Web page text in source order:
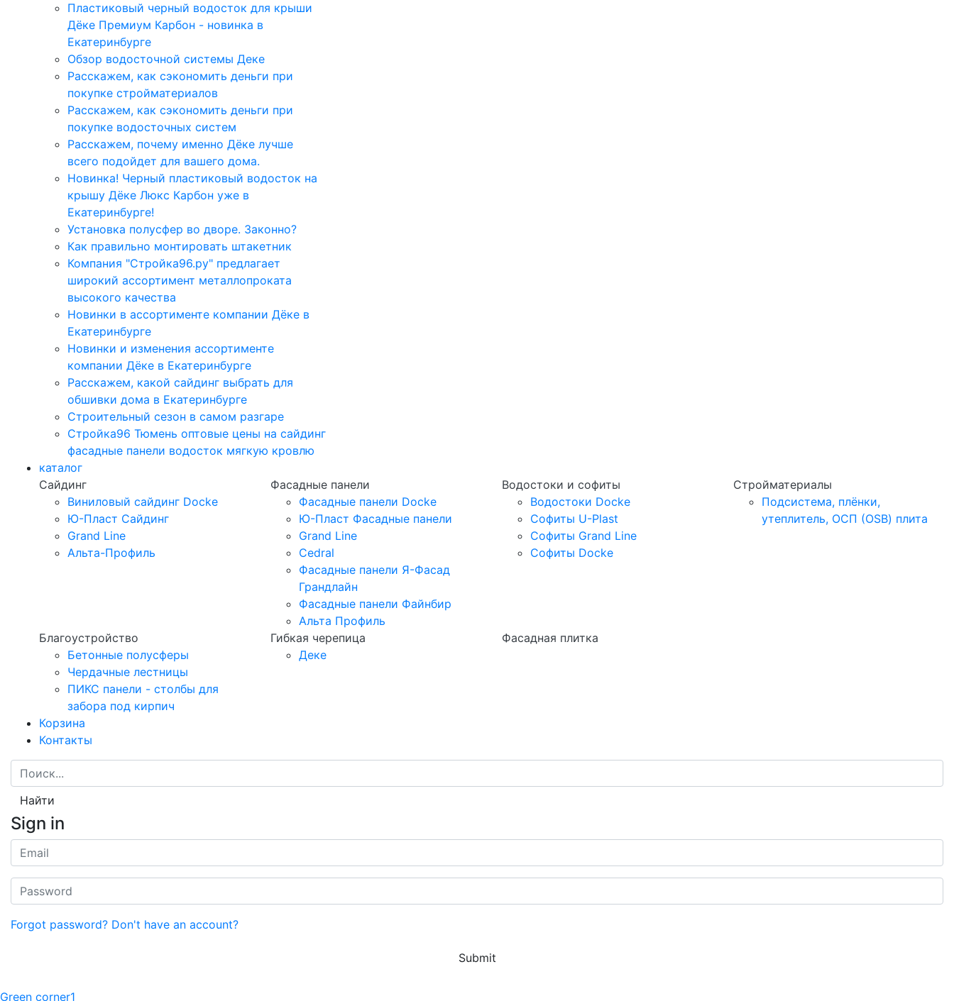
Пластиковый черный водосток для крыши
Дёке Премиум Карбон - новинка в
Екатеринбурге
Обзор водосточной системы Деке
Расскажем, как сэкономить деньги при
покупке стройматериалов
Расскажем, как сэкономить деньги при
покупке водосточных систем
Расскажем, почему именно Дёке лучше
всего подойдет для вашего дома.
Новинка! Черный пластиковый водосток на
крышу Дёке Люкс Карбон уже в
Екатеринбурге!
Установка полусфер во дворе. Законно?
Как правильно монтировать штакетник
Компания "Стройка96.ру" предлагает
широкий ассортимент металлопроката
высокого качества
Новинки в ассортименте компании Дёке в
Екатеринбурге
Новинки и изменения ассортименте
компании Дёке в Екатеринбурге
Расскажем, какой сайдинг выбрать для
обшивки дома в Екатеринбурге
Строительный сезон в самом разгаре
Стройка96 Тюмень оптовые цены на сайдинг
фасадные панели водосток мягкую кровлю
каталог
Сайдинг
Виниловый сайдинг Docke
Ю-Пласт Сайдинг
Grand Line
Альта-Профиль
Фасадные панели
Фасадные панели Docke
Ю-Пласт Фасадные панели
Grand Line
Cedral
Фасадные панели Я-Фасад
Грандлайн
Фасадные панели Файнбир
Альта Профиль
Водостоки и софиты
Водостоки Docke
Софиты U-Plast
Софиты Grand Line
Софиты Docke
Стройматериалы
Подсистема, плёнки,
утеплитель, ОСП (OSB) плита
Благоустройство
Бетонные полусферы
Чердачные лестницы
ПИКС панели - столбы для
забора под кирпич
Гибкая черепица
Деке
Фасадная плитка
Корзина
Контакты
Найти
Sign in
Forgot password? Don't have an account?
Submit
Green corner1